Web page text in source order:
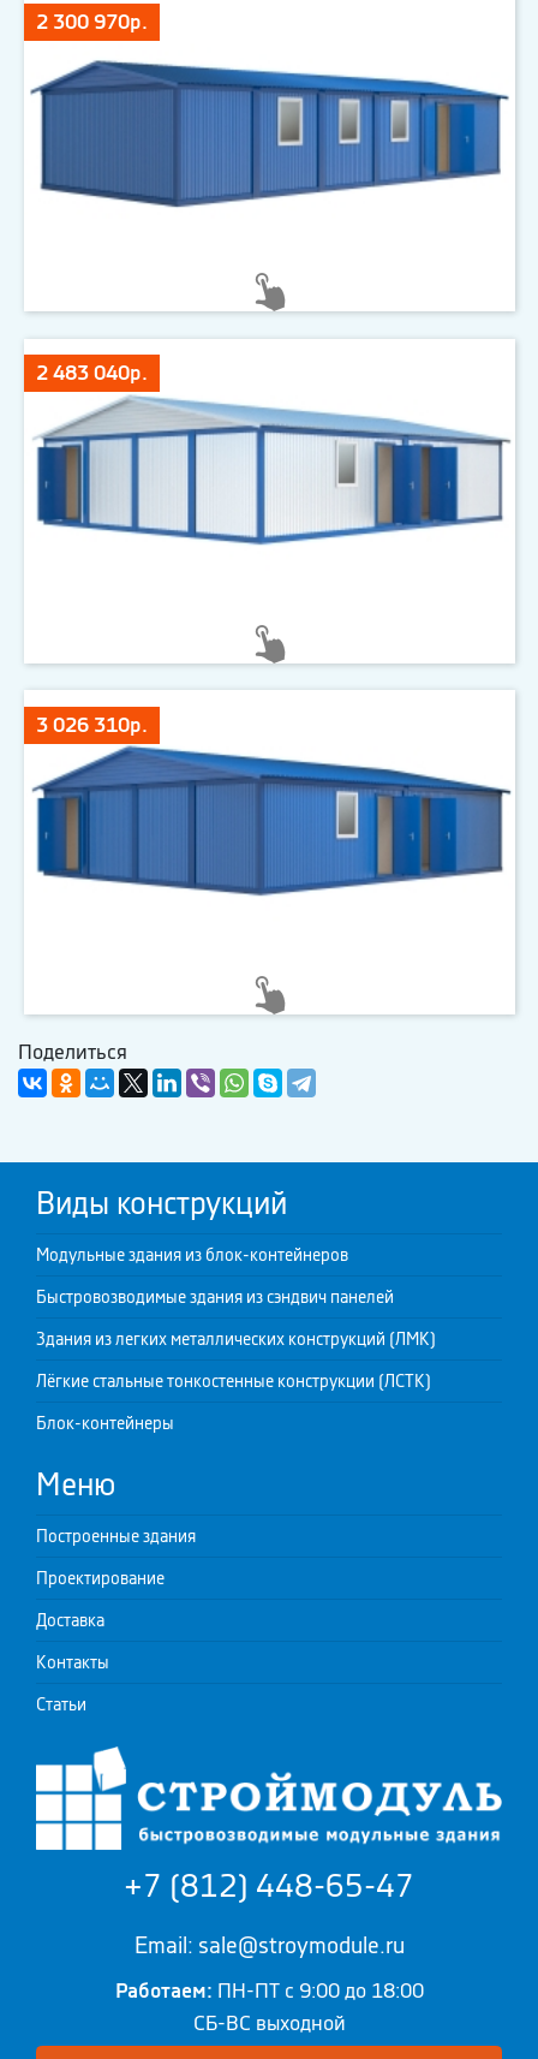
2 300 970р.
2 483 040р.
3 026 310р.
Поделиться
Виды конструкций
Модульные здания из блок-контейнеров
Быстровозводимые здания из сэндвич панелей
Здания из легких металлических конструкций (ЛМК)
Лёгкие стальные тонкостенные конструкции (ЛСТК)
Блок-контейнеры
Меню
Построенные здания
Проектирование
Доставка
Контакты
Статьи
+7 (812) 448-65-47
Email: sale@stroymodule.ru
Работаем: ПН-ПТ с 9:00 до 18:00
СБ-ВС выходной